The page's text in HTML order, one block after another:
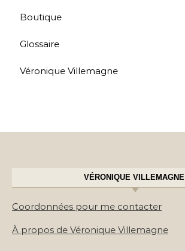
Boutique
Glossaire
Véronique Villemagne
VÉRONIQUE VILLEMAGNE
Coordonnées pour me contacter
À propos de Véronique Villemagne